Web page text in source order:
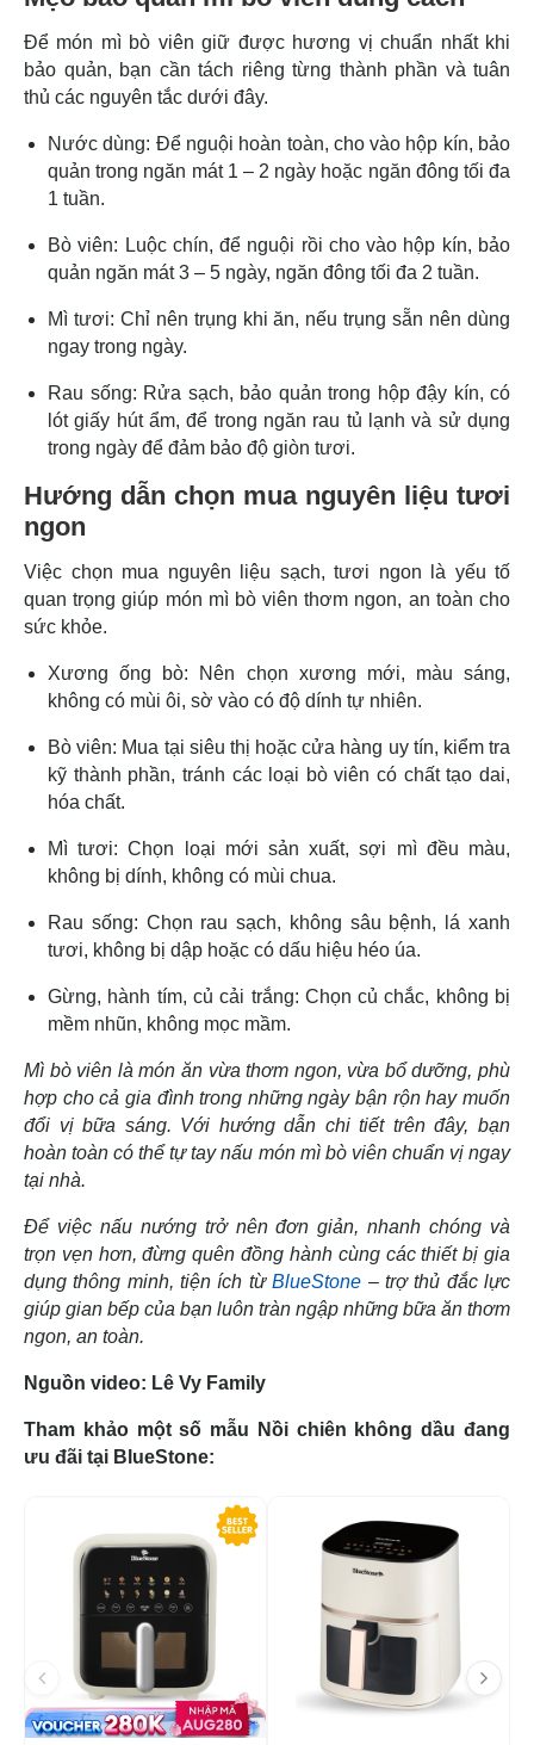
Để món mì bò viên giữ được hương vị chuẩn nhất khi
bảo quản, bạn cần tách riêng từng thành phần và tuân
thủ các nguyên tắc dưới đây.
Nước dùng: Để nguội hoàn toàn, cho vào hộp kín, bảo
quản trong ngăn mát 1 – 2 ngày hoặc ngăn đông tối đa
1 tuần.
Bò viên: Luộc chín, để nguội rồi cho vào hộp kín, bảo
quản ngăn mát 3 – 5 ngày, ngăn đông tối đa 2 tuần.
Mì tươi: Chỉ nên trụng khi ăn, nếu trụng sẵn nên dùng
ngay trong ngày.
Rau sống: Rửa sạch, bảo quản trong hộp đậy kín, có
lót giấy hút ẩm, để trong ngăn rau tủ lạnh và sử dụng
trong ngày để đảm bảo độ giòn tươi.
Hướng dẫn chọn mua nguyên liệu tươi
ngon
Việc chọn mua nguyên liệu sạch, tươi ngon là yếu tố
quan trọng giúp món mì bò viên thơm ngon, an toàn cho
sức khỏe.
Xương ống bò: Nên chọn xương mới, màu sáng,
không có mùi ôi, sờ vào có độ dính tự nhiên.
Bò viên: Mua tại siêu thị hoặc cửa hàng uy tín, kiểm tra
kỹ thành phần, tránh các loại bò viên có chất tạo dai,
hóa chất.
Mì tươi: Chọn loại mới sản xuất, sợi mì đều màu,
không bị dính, không có mùi chua.
Rau sống: Chọn rau sạch, không sâu bệnh, lá xanh
tươi, không bị dập hoặc có dấu hiệu héo úa.
Gừng, hành tím, củ cải trắng: Chọn củ chắc, không bị
mềm nhũn, không mọc mầm.
Mì bò viên là món ăn vừa thơm ngon, vừa bổ dưỡng, phù
hợp cho cả gia đình trong những ngày bận rộn hay muốn
đổi vị bữa sáng. Với hướng dẫn chi tiết trên đây, bạn
hoàn toàn có thể tự tay nấu món mì bò viên chuẩn vị ngay
tại nhà.
Để việc nấu nướng trở nên đơn giản, nhanh chóng và
trọn vẹn hơn, đừng quên đồng hành cùng các thiết bị gia
dụng thông minh, tiện ích từBlueStone – trợ thủ đắc lực
giúp gian bếp của bạn luôn tràn ngập những bữa ăn thơm
ngon, an toàn.
Nguồn video: Lê Vy Family
Tham khảo một số mẫu Nồi chiên không dầu đang
ưu đãi tại BlueStone: